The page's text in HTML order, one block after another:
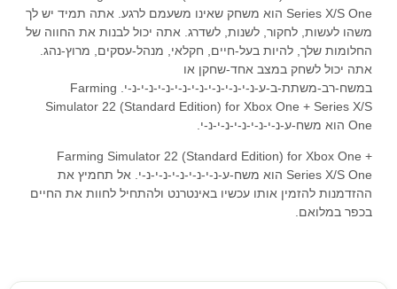
Series X/S One הוא משחק שאינו משעמם לרגע. אתה תמיד יש לך
משהו לעשות, לחקור, לשנות, לשדרג. אתה יכול לבנות את החווה של
החלומות שלך, להיות בעל-חיים, חקלאי, מנהל-עסקים, מרוץ-נהג.
אתה יכול לשחק במצב אחד-שחקן או
במשח-רב-משתת-ב-ע-נ-י-נ-י-נ-י-נ-י-נ-י-נ-י-נ-י-נ-י. Farming
Simulator 22 (Standard Edition) for Xbox One + Series X/S
One הוא משח-ע-נ-י-נ-י-נ-י-נ-י-נ-י.
Farming Simulator 22 (Standard Edition) for Xbox One +
Series X/S One הוא משח-ע-נ-י-נ-י-נ-י-נ-י-נ-י. אל תחמיץ את
ההזדמנות להזמין אותו עכשיו באינטרנט ולהתחיל לחוות את החיים
בכפר במלואם.